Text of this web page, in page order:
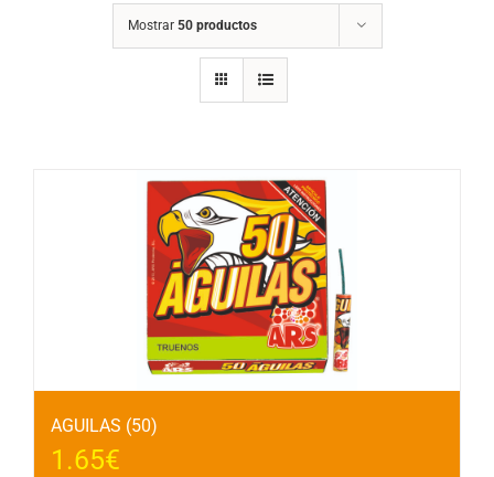
Mostrar 50 productos
AGUILAS (50)
1.65€